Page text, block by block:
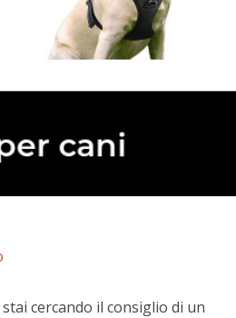
cercando il consiglio di un